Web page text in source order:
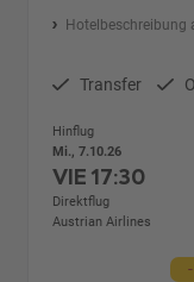
Hotelbeschreibung
Transfer
Hinflug
Mi., 7.10.26
VIE17:30
Direktflug
Austrian Airlines